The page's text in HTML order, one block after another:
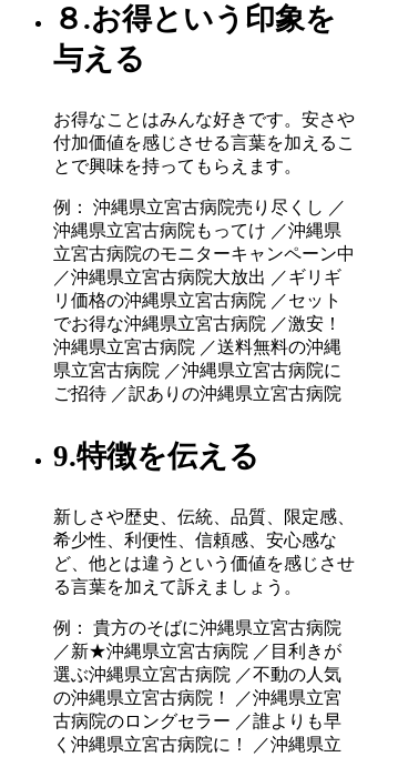
８.お得という印象を
与える
お得なことはみんな好きです。安さや
付加価値を感じさせる言葉を加えるこ
とで興味を持ってもらえます。
例： 沖縄県立宮古病院売り尽くし ／
沖縄県立宮古病院もってけ ／沖縄県
立宮古病院のモニターキャンペーン中
／沖縄県立宮古病院大放出 ／ギリギ
リ価格の沖縄県立宮古病院 ／セット
でお得な沖縄県立宮古病院 ／激安！
沖縄県立宮古病院 ／送料無料の沖縄
県立宮古病院 ／沖縄県立宮古病院に
ご招待 ／訳ありの沖縄県立宮古病院
9.特徴を伝える
新しさや歴史、伝統、品質、限定感、
希少性、利便性、信頼感、安心感な
ど、他とは違うという価値を感じさせ
る言葉を加えて訴えましょう。
例： 貴方のそばに沖縄県立宮古病院
／新★沖縄県立宮古病院 ／目利きが
選ぶ沖縄県立宮古病院 ／不動の人気
の沖縄県立宮古病院！ ／沖縄県立宮
古病院のロングセラー ／誰よりも早
く沖縄県立宮古病院に！ ／沖縄県立